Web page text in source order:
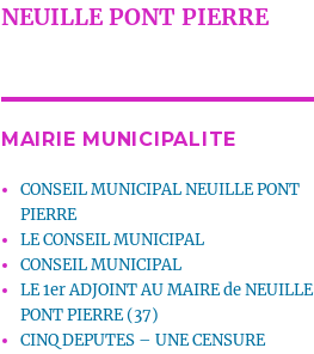
NEUILLE PONT PIERRE
MAIRIE MUNICIPALITE
CONSEIL MUNICIPAL NEUILLE PONT
PIERRE
LE CONSEIL MUNICIPAL
CONSEIL MUNICIPAL
LE 1er ADJOINT AU MAIRE de NEUILLE
PONT PIERRE (37)
CINQ DEPUTES – UNE CENSURE